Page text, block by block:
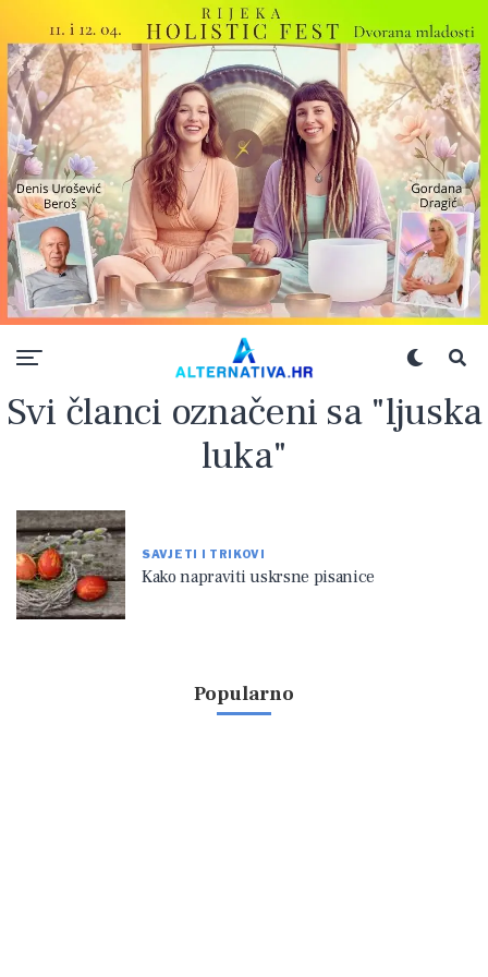
Svi članci označeni sa "ljuska
luka"
SAVJETI I TRIKOVI
Kako napraviti uskrsne pisanice
Popularno